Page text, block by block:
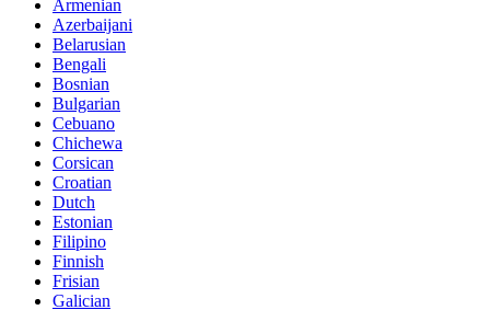
Armenian
Azerbaijani
Belarusian
Bengali
Bosnian
Bulgarian
Cebuano
Chichewa
Corsican
Croatian
Dutch
Estonian
Filipino
Finnish
Frisian
Galician